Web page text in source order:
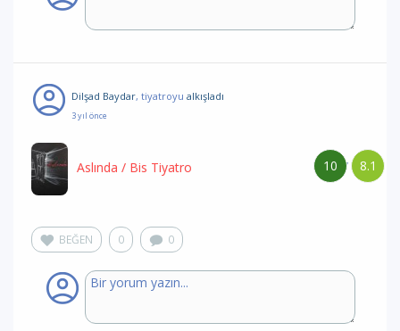
Dilşad Baydar, tiyatroyu alkışladı
3 yıl önce
8.1
/
10
Aslında / Bis Tiyatro
BEĞEN 0 0